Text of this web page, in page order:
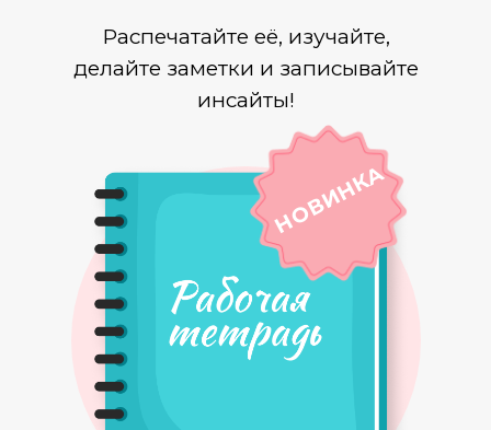
НОВИНКА
Распечатайте её, изучайте,
делайте заметки и записывайте
инсайты!